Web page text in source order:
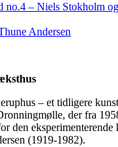
no.4 – Niels Stokholm
Andersen
– et tidligere
der fra
den eksperimenterende
(1919-1982).